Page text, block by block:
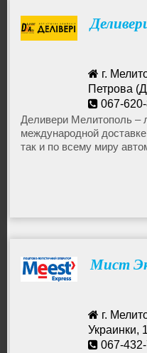
г.
Петрова
067-
Деливери Мелитополь –
международной
так и по всему миру
Мист
г.
Украинки,
067-